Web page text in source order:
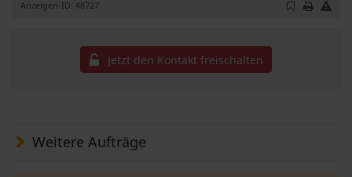
Anzeigen-ID: 48727
Jetzt den Kontakt freischalten
Weitere Aufträge